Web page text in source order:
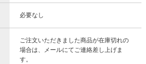
必要なし
ご注文いただきました商品が在庫切れの
場合は、メールにてご連絡差し上げま
す。